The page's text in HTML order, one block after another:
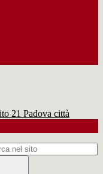
21 Padova città